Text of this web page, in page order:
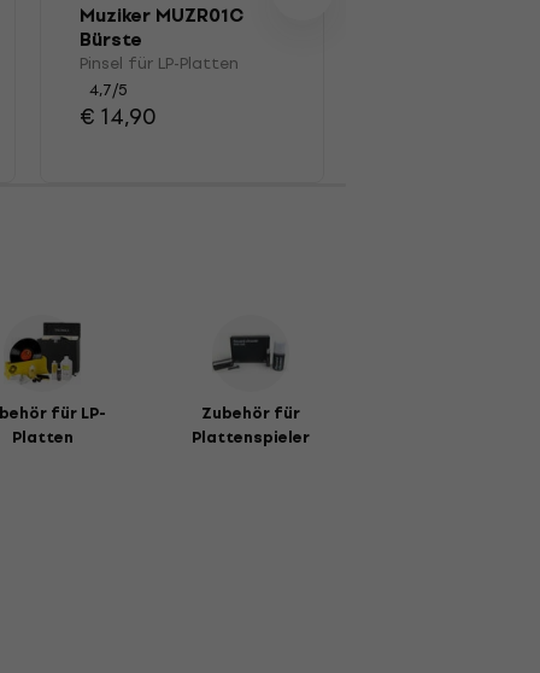
Muziker MUZR01C
Bürste
Pinsel für LP-Platten
4,7/5
€ 14,90
für LP-
Platten
Zubehör für
Plattenspieler